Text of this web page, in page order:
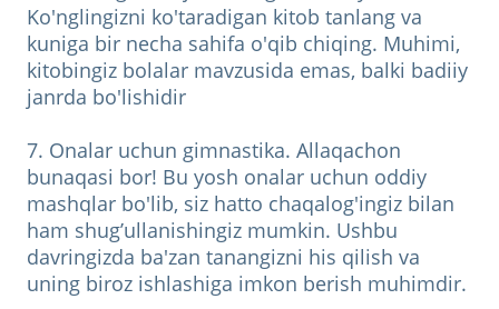
Ko'nglingizni ko'taradigan kitob tanlang va
kuniga bir necha sahifa o'qib chiqing. Muhimi,
kitobingiz bolalar mavzusida emas, balki badiiy
janrda bo'lishidir
7. Onalar uchun gimnastika. Allaqachon
bunaqasi bor! Bu yosh onalar uchun oddiy
mashqlar bo'lib, siz hatto chaqalog'ingiz bilan
ham shug’ullanishingiz mumkin. Ushbu
davringizda ba'zan tanangizni his qilish va
uning biroz ishlashiga imkon berish muhimdir.